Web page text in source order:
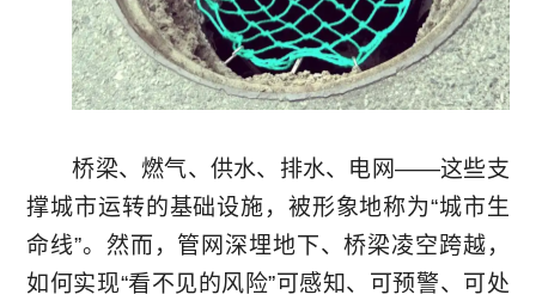
合
作
伙
伴
智
慧
电
智
术
资
中
桥梁、燃气、供水、排水、电网——这些支
撑城市运转的基础设施，被形象地称为“城市生
命线”。然而，管网深埋地下、桥梁凌空跨越，
如何实现“看不见的风险”可感知、可预警、可处